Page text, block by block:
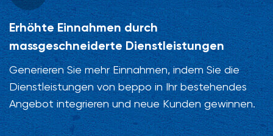
Erhöhte Einnahmen durch
massgeschneiderte Dienstleistungen
Generieren Sie mehr Einnahmen, indem Sie die
Dienstleistungen von beppo in Ihr bestehendes
Angebot integrieren und neue Kunden gewinnen.